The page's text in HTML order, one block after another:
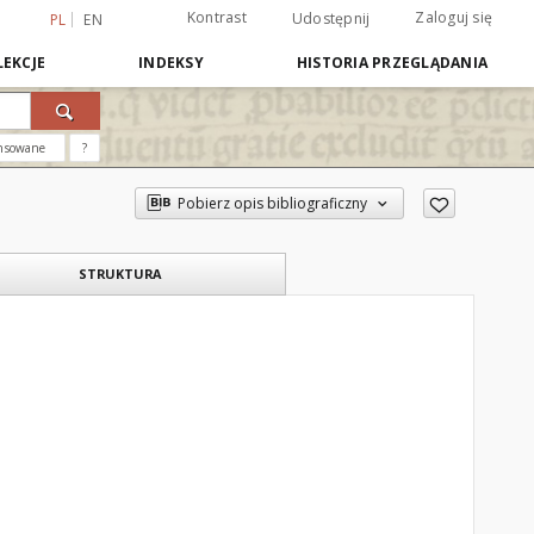
PL EN Kontrast Udostępnij Zaloguj się
INDEKSY HISTORIA PRZEGLĄDANIA
?
Pobierz opis bibliograficzny
STRUKTURA